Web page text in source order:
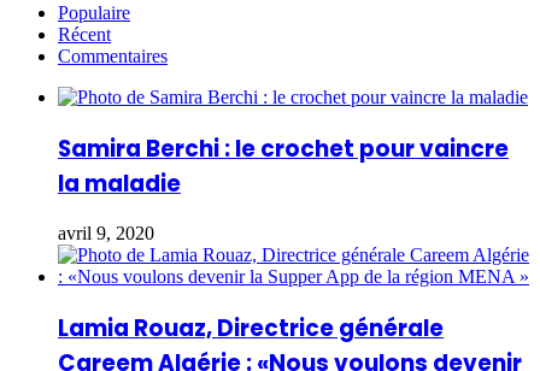
Populaire
Récent
Commentaires
Samira Berchi : le crochet pour vaincre
la maladie
avril 9, 2020
Lamia Rouaz, Directrice générale
Careem Algérie : «Nous voulons devenir